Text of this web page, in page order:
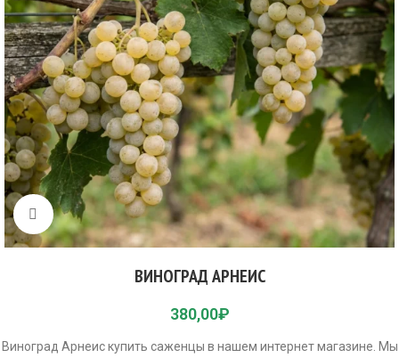
Click to enlarge
ВИНОГРАД АРНЕИС
380,00₽
Виноград Арнеис купить саженцы в нашем интернет магазине. Мы